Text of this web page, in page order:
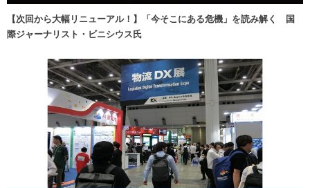
【次回から大幅リニューアル！】「今そこにある危機」を読み解く 国
際ジャーナリスト・ビニシウス氏